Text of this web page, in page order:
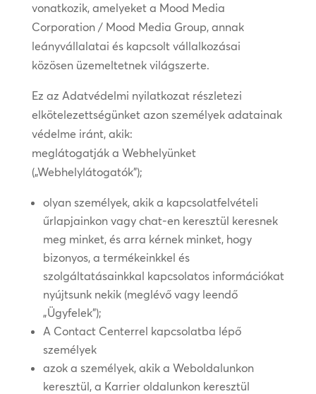
vonatkozik, amelyeket a Mood Media
Corporation / Mood Media Group, annak
leányvállalatai és kapcsolt vállalkozásai
közösen üzemeltetnek világszerte.
Ez az Adatvédelmi nyilatkozat részletezi
elkötelezettségünket azon személyek adatainak
védelme iránt, akik:
meglátogatják a Webhelyünket
(„Webhelylátogatók”);
olyan személyek, akik a kapcsolatfelvételi
űrlapjainkon vagy chat-en keresztül keresnek
meg minket, és arra kérnek minket, hogy
bizonyos, a termékeinkkel és
szolgáltatásainkkal kapcsolatos információkat
nyújtsunk nekik (meglévő vagy leendő
„Ügyfelek”);
A Contact Centerrel kapcsolatba lépő
személyek
azok a személyek, akik a Weboldalunkon
keresztül, a Karrier oldalunkon keresztül